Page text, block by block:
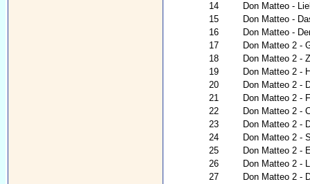
14
Don Matteo -
15
Don Matteo -
16
Don Matteo -
17
Don Matteo 2 -
18
Don Matteo 2 -
19
Don Matteo 2 -
20
Don Matteo 2 -
21
Don Matteo 2 -
22
Don Matteo 2 -
23
Don Matteo 2 -
24
Don Matteo 2 -
25
Don Matteo 2 -
26
Don Matteo 2 -
27
Don Matteo 2 -